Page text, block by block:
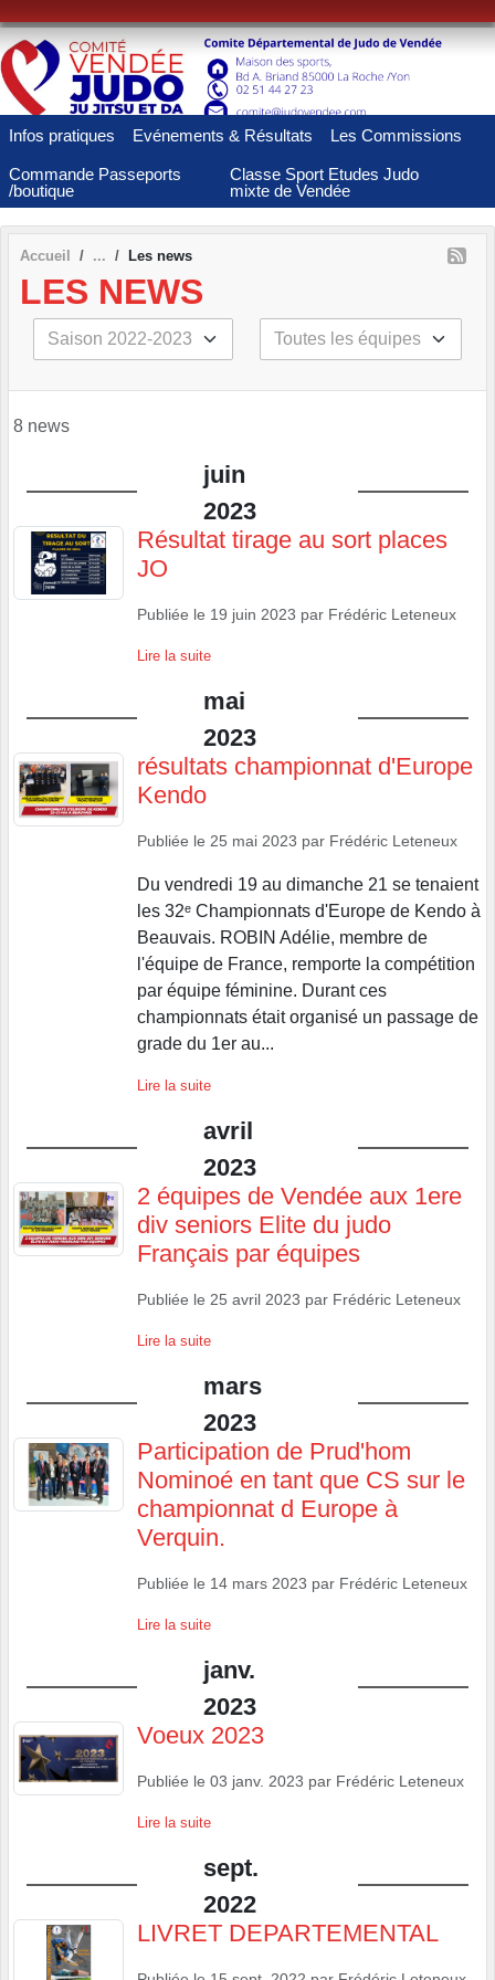
Infos pratiques Evénements & Résultats Les Commissions
Commande Passeports
/boutique
Classe Sport Etudes Judo
mixte de Vendée
Accueil Les news
LES NEWS
8 news
juin
2023
Résultat tirage au sort places
JO
Publiée le 19 juin 2023 par Frédéric Leteneux
Lire la suite
mai
2023
résultats championnat d'Europe
Kendo
Publiée le 25 mai 2023 par Frédéric Leteneux
Du vendredi 19 au dimanche 21 se tenaient
les 32ᵉ Championnats d'Europe de Kendo à
Beauvais. ROBIN Adélie, membre de
l'équipe de France, remporte la compétition
par équipe féminine. Durant ces
championnats était organisé un passage de
grade du 1er au...
Lire la suite
avril
2023
2 équipes de Vendée aux 1ere
div seniors Elite du judo
Français par équipes
Publiée le 25 avril 2023 par Frédéric Leteneux
Lire la suite
mars
2023
Participation de Prud'hom
Nominoé en tant que CS sur le
championnat d Europe à
Verquin.
Publiée le 14 mars 2023 par Frédéric Leteneux
Lire la suite
janv.
2023
Voeux 2023
Publiée le 03 janv. 2023 par Frédéric Leteneux
Lire la suite
sept.
2022
LIVRET DEPARTEMENTAL